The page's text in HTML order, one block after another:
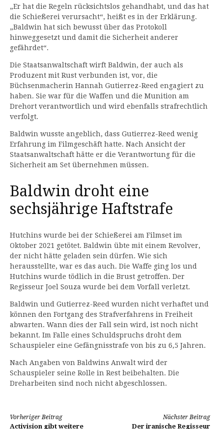
„Er hat die Regeln rücksichtslos gehandhabt, und das hat
die Schießerei verursacht“, heißt es in der Erklärung.
„Baldwin hat sich bewusst über das Protokoll
hinweggesetzt und damit die Sicherheit anderer
gefährdet“.
Die Staatsanwaltschaft wirft Baldwin, der auch als
Produzent mit Rust verbunden ist, vor, die
Büchsenmacherin Hannah Gutierrez-Reed engagiert zu
haben. Sie war für die Waffen und die Munition am
Drehort verantwortlich und wird ebenfalls strafrechtlich
verfolgt.
Baldwin wusste angeblich, dass Gutierrez-Reed wenig
Erfahrung im Filmgeschäft hatte. Nach Ansicht der
Staatsanwaltschaft hätte er die Verantwortung für die
Sicherheit am Set übernehmen müssen.
Baldwin droht eine
sechsjährige Haftstrafe
Hutchins wurde bei der Schießerei am Filmset im
Oktober 2021 getötet. Baldwin übte mit einem Revolver,
der nicht hätte geladen sein dürfen. Wie sich
herausstellte, war es das auch. Die Waffe ging los und
Hutchins wurde tödlich in die Brust getroffen. Der
Regisseur Joel Souza wurde bei dem Vorfall verletzt.
Baldwin und Gutierrez-Reed wurden nicht verhaftet und
können den Fortgang des Strafverfahrens in Freiheit
abwarten. Wann dies der Fall sein wird, ist noch nicht
bekannt. Im Falle eines Schuldspruchs droht dem
Schauspieler eine Gefängnisstrafe von bis zu 6,5 Jahren.
Nach Angaben von Baldwins Anwalt wird der
Schauspieler seine Rolle in Rest beibehalten. Die
Dreharbeiten sind noch nicht abgeschlossen.
Weiterlesen
Vorheriger Beitrag
Activision gibt weitere
Nächster Beitrag
Der iranische Regisseur